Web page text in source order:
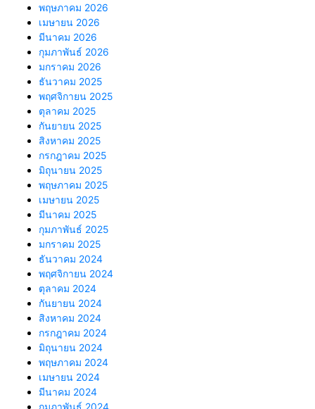
พฤษภาคม 2026
เมษายน 2026
มีนาคม 2026
กุมภาพันธ์ 2026
มกราคม 2026
ธันวาคม 2025
พฤศจิกายน 2025
ตุลาคม 2025
กันยายน 2025
สิงหาคม 2025
กรกฎาคม 2025
มิถุนายน 2025
พฤษภาคม 2025
เมษายน 2025
มีนาคม 2025
กุมภาพันธ์ 2025
มกราคม 2025
ธันวาคม 2024
พฤศจิกายน 2024
ตุลาคม 2024
กันยายน 2024
สิงหาคม 2024
กรกฎาคม 2024
มิถุนายน 2024
พฤษภาคม 2024
เมษายน 2024
มีนาคม 2024
กุมภาพันธ์ 2024